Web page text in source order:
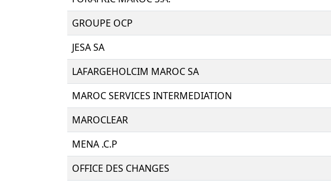
GROUPE OCP
JESA SA
LAFARGEHOLCIM MAROC SA
MAROC SERVICES INTERMEDIATION
MAROCLEAR
MENA .C.P
OFFICE DES CHANGES